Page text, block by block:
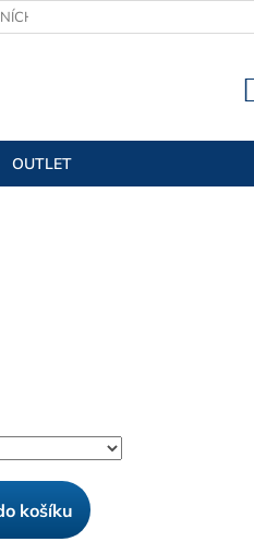
ÚDAJŮ
OUTLET
košíku